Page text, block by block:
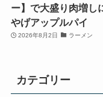
ー】で大盛り肉増し
やげアップルパイ
2026年8月2日 ラーメン
カテゴリー